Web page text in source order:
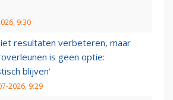
9:30
resultaten verbeteren, maar
is geen optie:
blijven’
2026, 9:29